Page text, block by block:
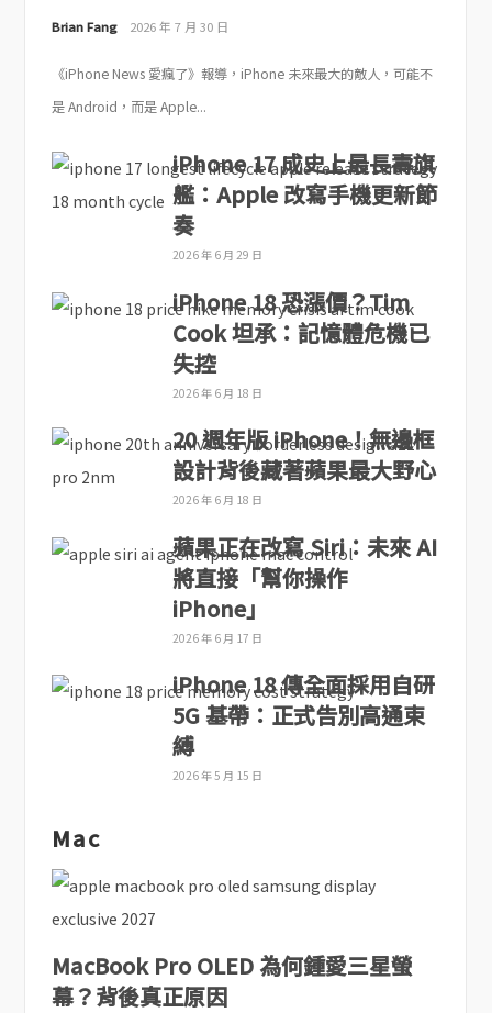
Brian Fang 2026 年 7 月 30 日
《iPhone News 愛瘋了》報導，iPhone 未來最大的敵人，可能不
是 Android，而是 Apple...
iPhone 17 成史上最長壽旗
艦：Apple 改寫手機更新節
奏
2026 年 6 月 29 日
iPhone 18 恐漲價？Tim
Cook 坦承：記憶體危機已
失控
2026 年 6 月 18 日
20 週年版 iPhone！無邊框
設計背後藏著蘋果最大野心
2026 年 6 月 18 日
蘋果正在改寫 Siri：未來 AI
將直接「幫你操作
iPhone」
2026 年 6 月 17 日
iPhone 18 傳全面採用自研
5G 基帶：正式告別高通束
縛
2026 年 5 月 15 日
Mac
MacBook Pro OLED 為何鍾愛三星螢
幕？背後真正原因